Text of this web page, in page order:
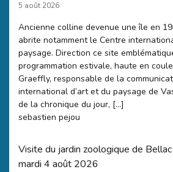
5 août 2026
Ancienne colline devenue une île en
abrite notamment le Centre
paysage. Direction ce site
programmation estivale, haute en
Graeffly, responsable de la
international d’art et du paysage de
de la chronique du jour, […]
sebastien pejou
Visite du jardin zoologique de Bellac
mardi 4 août 2026